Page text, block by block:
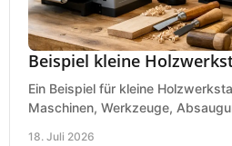
Beispiel kleine
Ein Beispiel für kleine
Maschinen, Werkzeuge,
18. Juli 2026